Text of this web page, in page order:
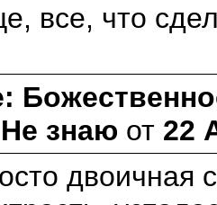
все, что
Не знаю от 22
двоичная